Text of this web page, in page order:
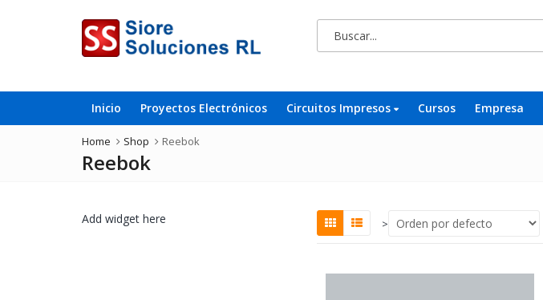
Inicio Proyectos Electrónicos Circuitos Impresos Cursos Empresa
Home Shop Reebok
Reebok
>
Add widget here